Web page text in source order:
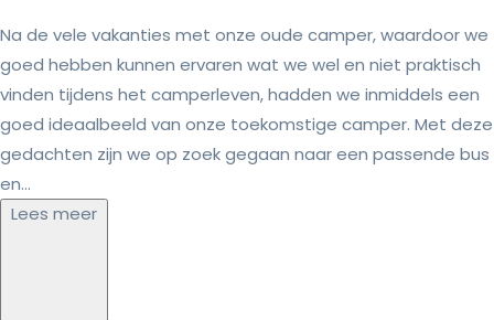
Na de vele vakanties met onze oude camper, waardoor we
goed hebben kunnen ervaren wat we wel en niet praktisch
vinden tijdens het camperleven, hadden we inmiddels een
goed ideaalbeeld van onze toekomstige camper. Met deze
gedachten zijn we op zoek gegaan naar een passende bus
en...
Lees meer